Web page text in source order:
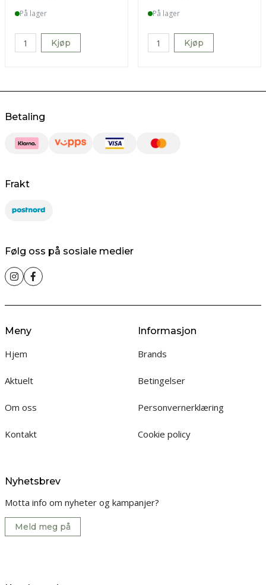
På lager
Kjøp
På lager
Kjøp
Betaling
Frakt
Følg oss på sosiale medier
Meny
Hjem
Aktuelt
Om oss
Kontakt
Informasjon
Brands
Betingelser
Personvernerklæring
Cookie policy
Nyhetsbrev
Motta info om nyheter og kampanjer?
Meld meg på